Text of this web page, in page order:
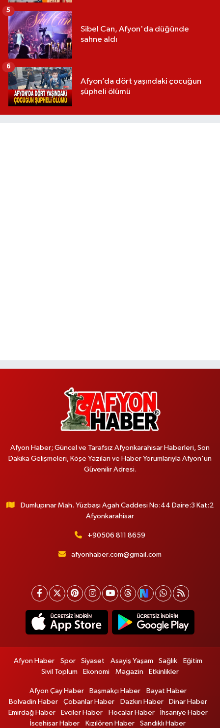
Sibel Can, Afyon'da düğünde
sahne aldı
5
Afyon’da dört yaşındaki çocuğun
şüpheli ölümü
6
Afyon Haber; Güncel ve Tarafsız Afyonkarahisar Haberleri, Son
Dakika Gelişmeleri, Köşe Yazıları ve Haber Yorumlarıyla Afyon'un
Güvenilir Adresi.
Dumlupınar Mah. Yüzbaşı Agah Caddesi No:44 Daire:3 Kat:2
Afyonkarahisar
+90506 811 8659
afyonhaber.com@gmail.com
Afyon Haber Spor Siyaset Asayiş Yaşam Sağlık
Eğitim
Sivil Toplum
Ekonomi Magazin Etkinlikler
Afyon Çay Haber Başmakçı Haber
Bayat Haber
Bolvadin Haber
Çobanlar Haber Dazkırı Haber
Dinar Haber
Emirdağ Haber
Evciler Haber Hocalar Haber
İhsaniye Haber
İscehisar Haber
Kızılören Haber Sandıklı Haber